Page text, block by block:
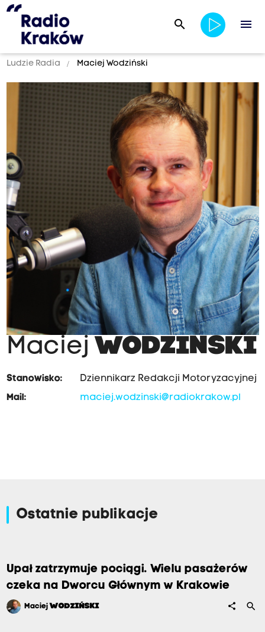
search menu
Ludzie Radia Maciej Wodziński
MaciejWODZIŃSKI
Stanowisko:
Dziennikarz Redakcji Motoryzacyjnej
Mail:
maciej.wodzinski@radiokrakow.pl
Ostatnie publikacje
Upał zatrzymuje pociągi. Wielu pasażerów
czeka na Dworcu Głównym w Krakowie
Maciej WODZIŃSKI share search